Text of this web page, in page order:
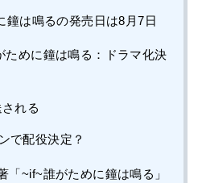
鐘は鳴るの発売日は8月7日
ために鐘は鳴る：ドラマ化決
れる
で配役決定？
「~if~誰がために鐘は鳴る」